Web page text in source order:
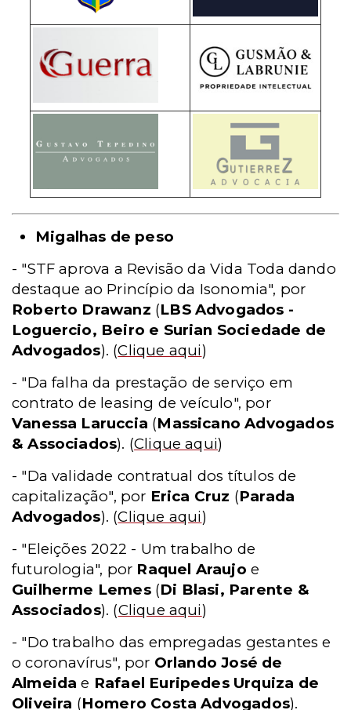
Migalhas de peso
- "STF aprova a Revisão da Vida Toda dando
destaque ao Princípio da Isonomia", por
Roberto Drawanz (LBS Advogados -
Loguercio, Beiro e Surian Sociedade de
Advogados). (Clique aqui)
- "Da falha da prestação de serviço em
contrato de leasing de veículo", por
Vanessa Laruccia (Massicano Advogados
& Associados). (Clique aqui)
- "Da validade contratual dos títulos de
capitalização", por Erica Cruz (Parada
Advogados). (Clique aqui)
- "Eleições 2022 - Um trabalho de
futurologia", por Raquel Araujo e
Guilherme Lemes(Di Blasi, Parente &
Associados). (Clique aqui)
- "Do trabalho das empregadas gestantes e
o coronavírus", por Orlando José de
Almeida e Rafael Euripedes Urquiza de
Oliveira (Homero Costa Advogados).